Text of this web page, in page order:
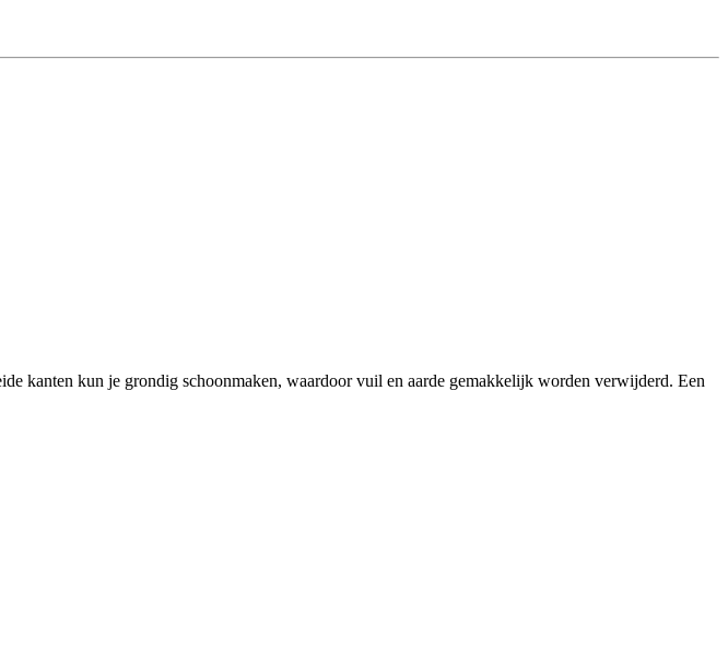
kanten kun je grondig schoonmaken, waardoor vuil en aarde gemakkelijk worden verwijderd. Een